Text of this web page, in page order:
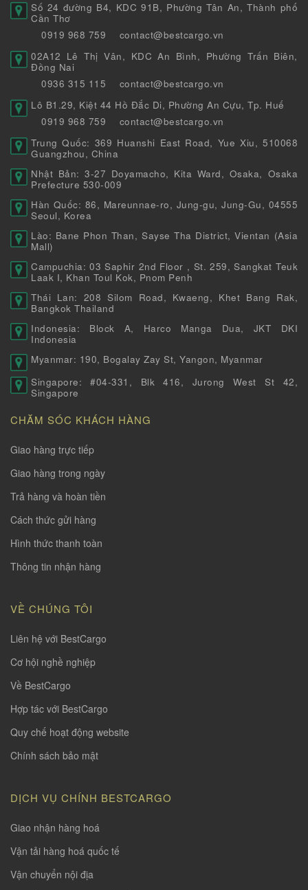
Số 24 đường B4, KDC 91B, Phường Tân An, Thành phố
Cần Thơ
0919 968 759
contact@bestcargo.vn
02A12 Lê Thị Vân, KDC An Bình, Phường Trấn Biên,
Đồng Nai
0936 315 115
contact@bestcargo.vn
Lô B1.29, Kiệt 44 Hồ Đắc Di, Phường An Cựu, Tp. Huế
0919 968 759
contact@bestcargo.vn
Trung Quốc: 369 Huanshi East Road, Yue Xiu, 510068
Guangzhou, China
Nhật Bản: 3-27 Doyamacho, Kita Ward, Osaka, Osaka
Prefecture 530-009
Hàn Quốc: 86, Mareunnae-ro, Jung-gu, Jung-Gu, 04555
Seoul, Korea
Lào: Bane Phon Than, Sayse Tha District, Vientan (Asia
Mall)
Campuchia: 03 Saphir 2nd Floor , St. 259, Sangkat Teuk
Laak I, Khan Toul Kok, Pnom Penh
Thái Lan: 208 Silom Road, Kwaeng, Khet Bang Rak,
Bangkok Thailand
Indonesia: Block A, Harco Manga Dua, JKT DKI
Indonesia
Myanmar: 190, Bogalay Zay St, Yangon, Myanmar
Singapore: #04-331, Blk 416, Jurong West St 42,
Singapore
CHĂM SÓC KHÁCH HÀNG
Giao hàng trực tiếp
Giao hàng trong ngày
Trả hàng và hoàn tiền
Cách thức gửi hàng
Hình thức thanh toàn
Thông tin nhận hàng
VỀ CHÚNG TÔI
Liên hệ với BestCargo
Cơ hội nghề nghiệp
Về BestCargo
Hợp tác với BestCargo
Quy chế hoạt động website
Chính sách bảo mật
DỊCH VỤ CHÍNH BESTCARGO
Giao nhận hàng hoá
Vận tải hàng hoá quốc tế
Vận chuyển nội địa